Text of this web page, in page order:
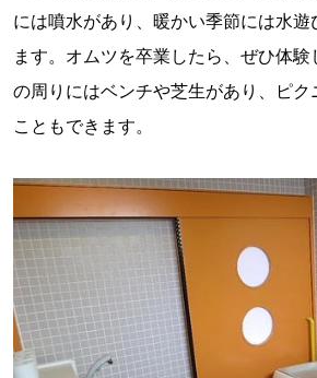
には噴水があり、暖かい季節には水遊
ます。オムツを卒業したら、ぜひ体
の周りにはベンチや芝生があり、ピク
こともできます。